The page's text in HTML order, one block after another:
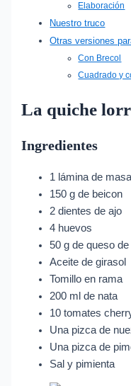
Elaboración
Nuestro truco
Otras versiones
Con Brecol
Cuadrado y
La quiche
Ingredientes
1 lámina de
150 g de beicon
2 dientes de ajo
4 huevos
50 g de queso
Aceite de girasol
Tomillo en rama
200 ml de nata
10 tomates
Una pizca de
Una pizca de
Sal y pimienta